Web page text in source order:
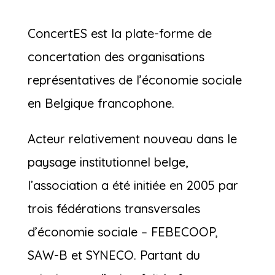
ConcertES est la plate-forme de
concertation des organisations
représentatives de l’économie sociale
en Belgique francophone.
Acteur relativement nouveau dans le
paysage institutionnel belge,
l’association a été initiée en 2005 par
trois fédérations transversales
d’économie sociale – FEBECOOP,
SAW-B et SYNECO. Partant du